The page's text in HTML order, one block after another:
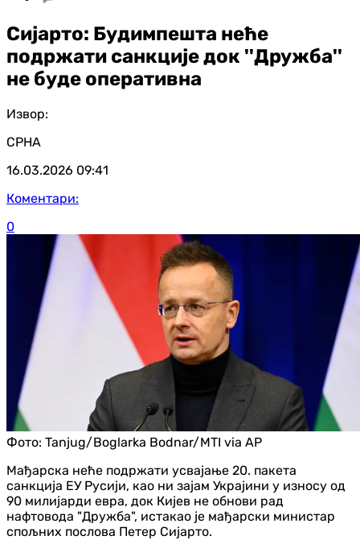
Сијарто: Будимпешта неће
подржати санкције док ''Дружба''
не буде оперативна
Извор:
СРНА
16.03.2026 09:41
Коментари:
0
Фото: Tanjug/Boglarka Bodnar/MTI via AP
Мађарска неће подржати усвајање 20. пакета
санкција ЕУ Русији, као ни зајам Украјини у износу од
90 милијарди евра, док Кијев не обнови рад
нафтовода "Дружба", истакао је мађарски министар
спољних послова Петер Сијарто.